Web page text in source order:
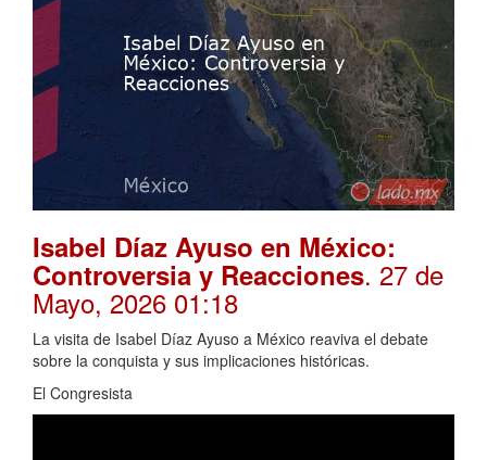
Isabel Díaz Ayuso en México:
Controversia y Reacciones. 27 de
Mayo, 2026 01:18
La visita de Isabel Díaz Ayuso a México reaviva el debate
sobre la conquista y sus implicaciones históricas.
El Congresista